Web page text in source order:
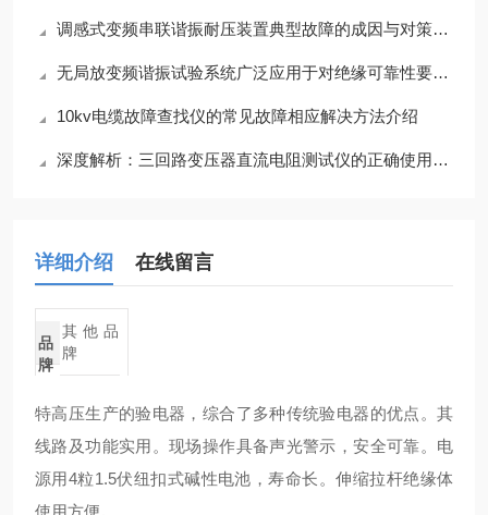
调感式变频串联谐振耐压装置典型故障的成因与对策分享
无局放变频谐振试验系统广泛应用于对绝缘可靠性要求高的关键领域
10kv电缆故障查找仪的常见故障相应解决方法介绍
深度解析：三回路变压器直流电阻测试仪的正确使用方法全攻略
详细介绍 在线留言
品
牌
其他品
牌
特高压生产的验电器，综合了多种传统验电器的优点。其
线路及功能实用。现场操作具备声光警示，安全可靠。电
源用4粒1.5伏纽扣式碱性电池，寿命长。伸缩拉杆绝缘体
使用方便。